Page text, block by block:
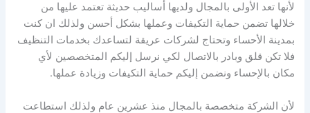
لأنها تعد الأولى بالمجال ولديها أساليب حديثة تعتمد عليها من
خلالها تضمن حماية التكيفات وعملها بشكل أحسن ولذلك ان كنت
بمدينة الأحساء وتحتاج لشركات عريقة لتساعدك بخدمات التنظيف
فلا تكن قلق وبادر بالاتصال لكي نرسل إليكم المتخصصين لأي
مكان بالإحساء ونضمن إليكم حماية التكيفات وزيادة عملها.
لأن الشركة متخصصة بالمجال منذ عشرين عام ولذلك استطاعت